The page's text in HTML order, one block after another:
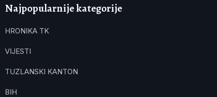
Najpopularnije kategorije
HRONIKA TK
VIJESTI
TUZLANSKI KANTON
BIH